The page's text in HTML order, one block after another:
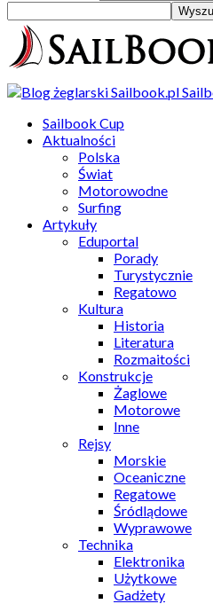
Sailbook Cup
Aktualności
Polska
Świat
Motorowodne
Surfing
Artykuły
Eduportal
Porady
Turystycznie
Regatowo
Kultura
Historia
Literatura
Rozmaitości
Konstrukcje
Żaglowe
Motorowe
Inne
Rejsy
Morskie
Oceaniczne
Regatowe
Śródlądowe
Wyprawowe
Technika
Elektronika
Użytkowe
Gadżety